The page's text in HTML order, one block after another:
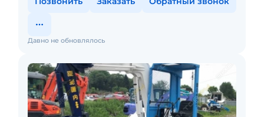
Давно не обновлялось